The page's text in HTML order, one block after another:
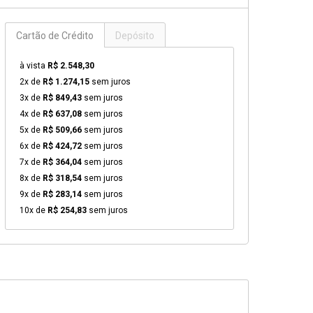
Cartão de Crédito Depósito
à vista R$ 2.548,30
2x de R$ 1.274,15 sem juros
3x de R$ 849,43 sem juros
4x de R$ 637,08 sem juros
5x de R$ 509,66 sem juros
6x de R$ 424,72 sem juros
7x de R$ 364,04 sem juros
8x de R$ 318,54 sem juros
9x de R$ 283,14 sem juros
10x de R$ 254,83 sem juros